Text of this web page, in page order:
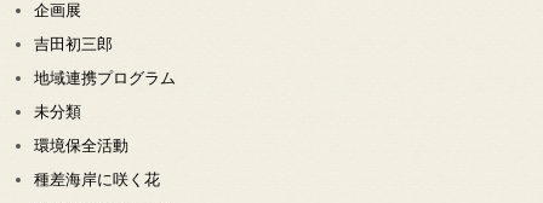
企画展
吉田初三郎
地域連携プログラム
未分類
環境保全活動
種差海岸に咲く花